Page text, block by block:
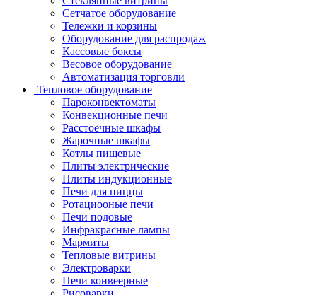
Сетчатое оборудование
Тележки и корзины
Оборудование для распродаж
Кассовые боксы
Весовое оборудование
Автоматизация торговли
Тепловое оборудование
Пароконвектоматы
Конвекционные печи
Расстоечные шкафы
Жарочные шкафы
Котлы пищевые
Плиты электрические
Плиты индукционные
Печи для пиццы
Ротациооные печи
Печи подовые
Инфракрасные лампы
Мармиты
Тепловые витрины
Электроварки
Печи конвеерные